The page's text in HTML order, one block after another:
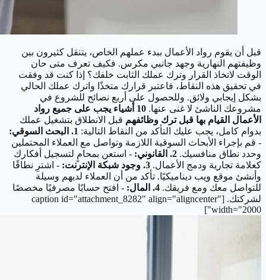
قبل أن يقوم رواد الأعمال ببدء عملهم الخاص، يتنقل كثيرون بين
وظيفتهم النهارية وجهد جانبي مكرس. فكيف تعرف متى حان
الوقت لاتخاذ القرار وترك عملك الثابت خلفك؟ إذا كنت قد وفقت
في تحقيق هذه النقاط، فاعتبر قرارك متخذًا واترك عملك الحالي
بشكل إيجابي ولائق. وللحصول على أربع نصائح للشروع في
مشروعك الناشئ لا غنى عنها.
10 أشياء يجب على جميع رواد
الأعمال القيام بها قبل ترك وظائفهم قبل الانطلاق بتشغيل عملك
بدوام كامل، يجب عليك التأكد من النقاط التالية: 1. البحث السوقي:
- قم بإجراء الأبحاث السوقية اللازمة وتواصل مع العملاء المحتملين
وحدد نطاق منافسيك. 2. القانوني:
- استعن بمحامٍ لتسجيل أفكارك
كعلامة تجارية ودمج الأعمال. 3. وجود شبكة الإنترنت:
- اشترِ نطاقًا
وأنشئ موقع ويب ديناميكيًا. تأكد من أن العملاء لديهم وسيلة
للتواصل معك ومع فريقك. 4. المال:
- افتح حسابًا مصرفيًا مخصصًا
لشركتك. [caption id="attachment_8282" align="aligncenter"
width="2000"]